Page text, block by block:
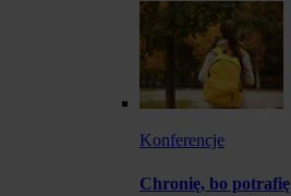
Konferencje
Chronię, bo potrafię